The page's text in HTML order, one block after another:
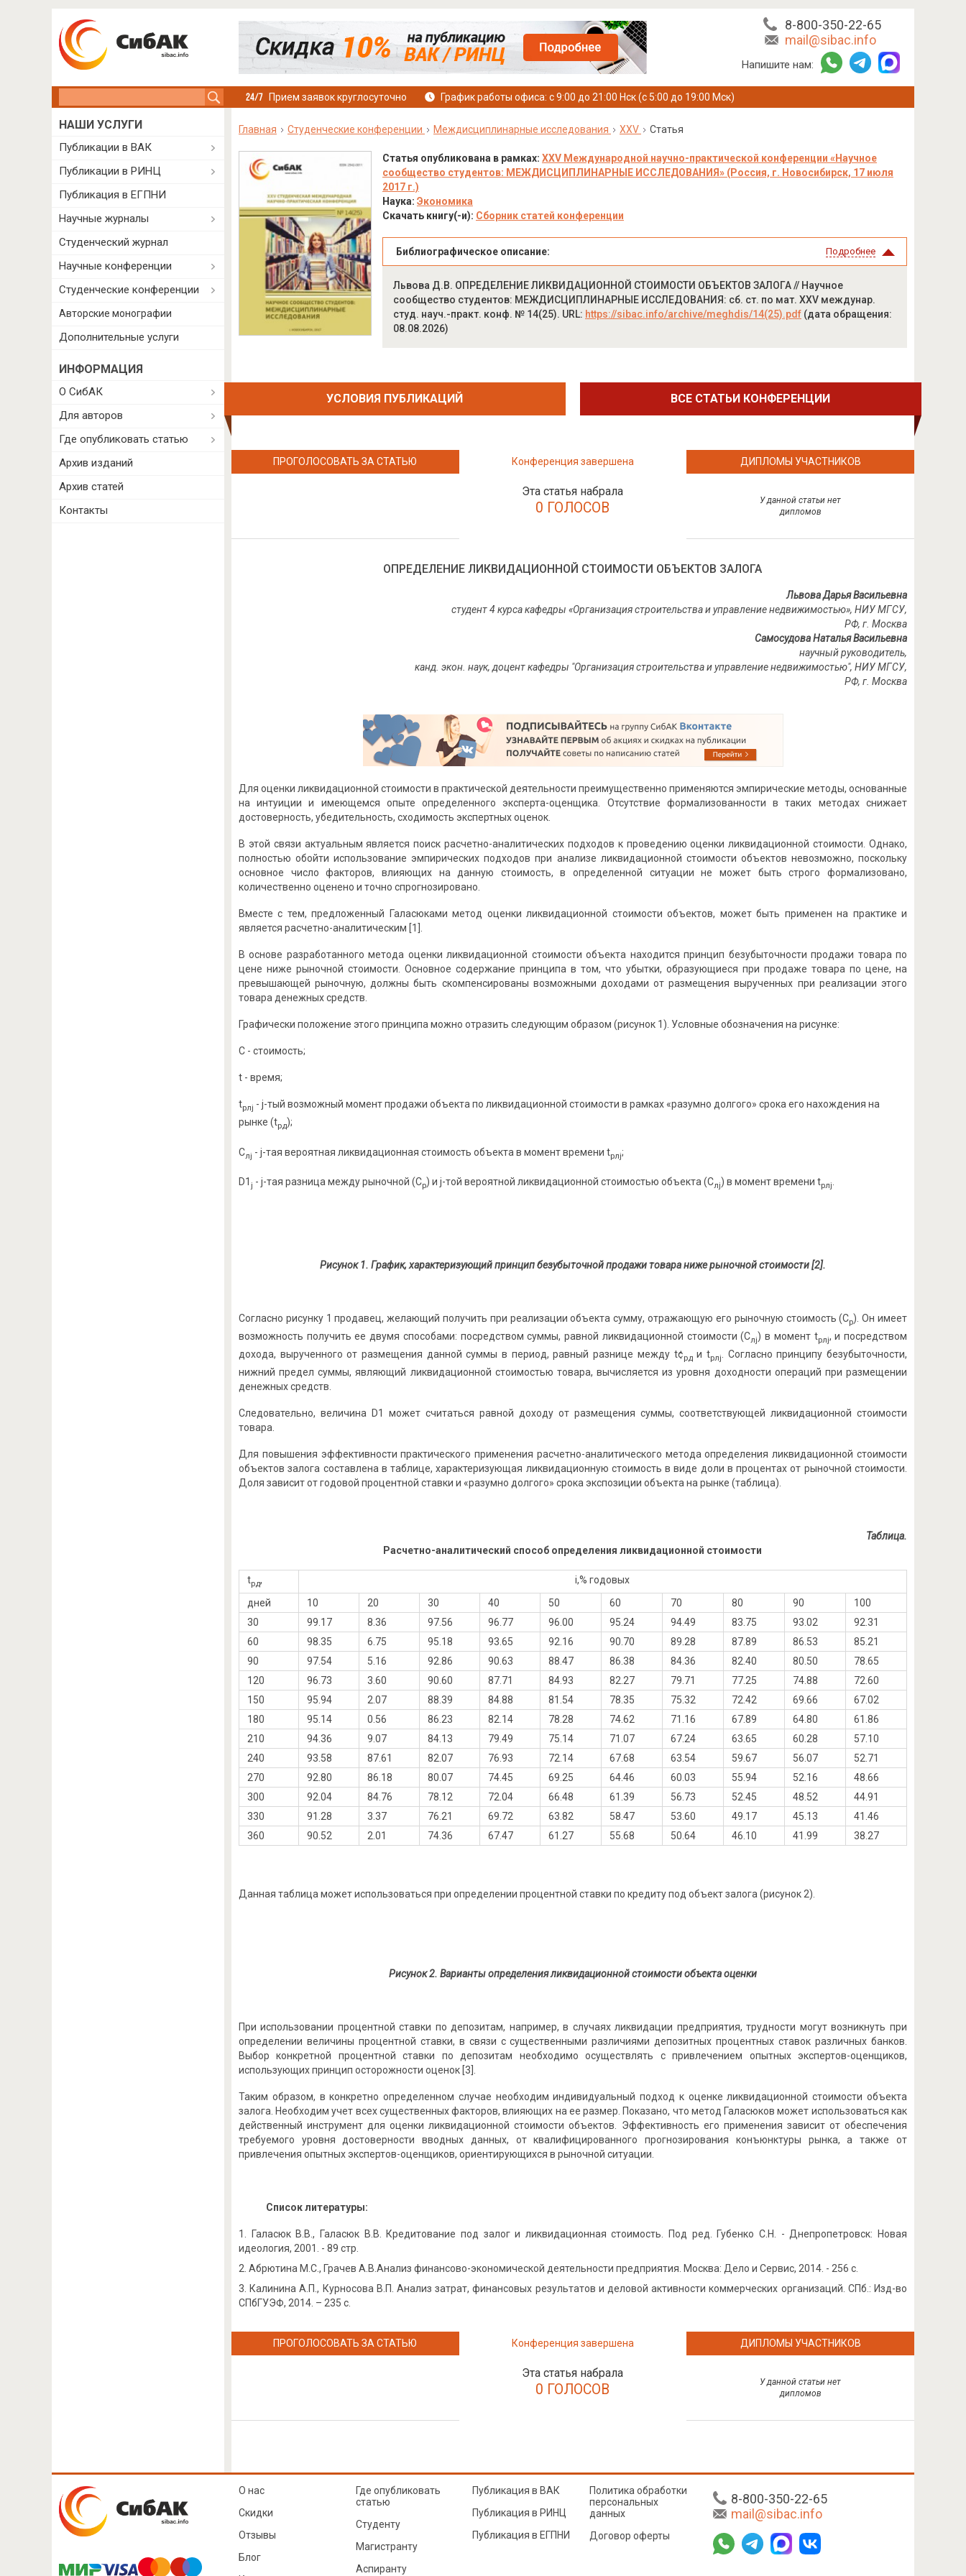
8-800-350-22-65
mail@sibac.info
Напишите нам:
Прием заявок круглосуточно График работы офиса: с 9:00 до 21:00 Нск (с 5:00 до 19:00 Мск)
Главная Студенческие конференции Междисциплинарные исследования XXV Статья
Статья опубликована в рамках: XXV Международной научно-практической конференции «Научное
сообщество студентов: МЕЖДИСЦИПЛИНАРНЫЕ ИССЛЕДОВАНИЯ» (Россия, г. Новосибирск, 17 июля
2017 г.)
Наука: Экономика
Скачать книгу(-и): Сборник статей конференции
Библиографическое описание: Подробнее
Львова Д.В. ОПРЕДЕЛЕНИЕ ЛИКВИДАЦИОННОЙ СТОИМОСТИ ОБЪЕКТОВ ЗАЛОГА // Научное
сообщество студентов: МЕЖДИСЦИПЛИНАРНЫЕ ИССЛЕДОВАНИЯ: сб. ст. по мат. XXV междунар.
студ. науч.-практ. конф. № 14(25). URL: https://sibac.info/archive/meghdis/14(25).pdf(дата обращения:
08.08.2026)
УСЛОВИЯ ПУБЛИКАЦИЙ ВСЕ СТАТЬИ КОНФЕРЕНЦИИ
ПРОГОЛОСОВАТЬ ЗА СТАТЬЮ Конференция завершена
Эта статья набрала
0 ГОЛОСОВ
ДИПЛОМЫ УЧАСТНИКОВ
У данной статьи нет
дипломов
ОПРЕДЕЛЕНИЕ ЛИКВИДАЦИОННОЙ СТОИМОСТИ ОБЪЕКТОВ ЗАЛОГА
Львова Дарья Васильевна
студент 4 курса кафедры «Организация строительства и управление недвижимостью», НИУ МГСУ,
РФ, г. Москва
Самосудова Наталья Васильевна
научный руководитель,
канд. экон. наук, доцент кафедры "Организация строительства и управление недвижимостью", НИУ МГСУ,
РФ, г. Москва
Для оценки ликвидационной стоимости в практической деятельности преимущественно применяются эмпирические методы, основанные
на интуиции и имеющемся опыте определенного эксперта-оценщика. Отсутствие формализованности в таких методах снижает
достоверность, убедительность, сходимость экспертных оценок.
В этой связи актуальным является поиск расчетно-аналитических подходов к проведению оценки ликвидационной стоимости. Однако,
полностью обойти использование эмпирических подходов при анализе ликвидационной стоимости объектов невозможно, поскольку
основное число факторов, влияющих на данную стоимость, в определенной ситуации не может быть строго формализовано,
количественно оценено и точно спрогнозировано.
Вместе с тем, предложенный Галасюками метод оценки ликвидационной стоимости объектов, может быть применен на практике и
является расчетно-аналитическим [1].
В основе разработанного метода оценки ликвидационной стоимости объекта находится принцип безубыточности продажи товара по
цене ниже рыночной стоимости. Основное содержание принципа в том, что убытки, образующиеся при продаже товара по цене, на
превышающей рыночную, должны быть скомпенсированы возможными доходами от размещения вырученных при реализации этого
товара денежных средств.
Графически положение этого принципа можно отразить следующим образом (рисунок 1). Условные обозначения на рисунке:
С - стоимость;
t - время;
tрлj - j-тый возможный момент продажи объекта по ликвидационной стоимости в рамках «разумно долгого» срока его нахождения на
рынке (tрд);
Слj - j-тая вероятная ликвидационная стоимость объекта в момент времени tрлj;
D1 j - j-тая разница между рыночной (Ср) и j-той вероятной ликвидационной стоимостью объекта (Слj) в момент времени tрлj.
Рисунок 1. График, характеризующий принцип безубыточной продажи товара ниже рыночной стоимости [2].
Согласно рисунку 1 продавец, желающий получить при реализации объекта сумму, отражающую его рыночную стоимость (Ср). Он имеет
возможность получить ее двумя способами: посредством суммы, равной ликвидационной стоимости (Слj) в момент tрлj, и посредством
дохода, вырученного от размещения данной суммы в период, равный разнице между t¢рди tрлj
. Согласно принципу безубыточности,
нижний предел суммы, являющий ликвидационной стоимостью товара, вычисляется из уровня доходности операций при размещении
денежных средств.
Следовательно, величина D1 может считаться равной доходу от размещения суммы, соответствующей ликвидационной стоимости
товара.
Для повышения эффективности практического применения расчетно-аналитического метода определения ликвидационной стоимости
объектов залога составлена в таблице, характеризующая ликвидационную стоимость в виде доли в процентах от рыночной стоимости.
Доля зависит от годовой процентной ставки и «разумно долгого» срока экспозиции объекта на рынке (таблица).
Таблица.
Расчетно-аналитический способ определения ликвидационной стоимости
tрд,
i,% годовых
дней
10 20 30 40 50 60 70 80 90
100
30
99.17 8.36 97.56 96.77 96.00 95.24 94.49 83.75 93.02
92.31
60
98.35 6.75 95.18 93.65 92.16 90.70 89.28 87.89 86.53
85.21
90
97.54 5.16 92.86 90.63 88.47 86.38 84.36 82.40 80.50
78.65
120
96.73 3.60 90.60 87.71 84.93 82.27 79.71 77.25 74.88
72.60
150
95.94 2.07 88.39 84.88 81.54 78.35 75.32 72.42 69.66
67.02
180
95.14 0.56 86.23 82.14 78.28 74.62 71.16 67.89 64.80
61.86
210
94.36 9.07 84.13 79.49 75.14 71.07 67.24 63.65 60.28
57.10
240
93.58 87.61 82.07 76.93 72.14 67.68 63.54 59.67 56.07
52.71
270
92.80 86.18 80.07 74.45 69.25 64.46 60.03 55.94 52.16
48.66
300
92.04 84.76 78.12 72.04 66.48 61.39 56.73 52.45 48.52
44.91
330
91.28 3.37 76.21 69.72 63.82 58.47 53.60 49.17 45.13
41.46
360
90.52 2.01 74.36 67.47 61.27 55.68 50.64 46.10 41.99 38.27
Данная таблица может использоваться при определении процентной ставки по кредиту под объект залога (рисунок 2).
Рисунок 2. Варианты определения ликвидационной стоимости объекта оценки
При использовании процентной ставки по депозитам, например, в случаях ликвидации предприятия, трудности могут возникнуть при
определении величины процентной ставки, в связи с существенными различиями депозитных процентных ставок различных банков.
Выбор конкретной процентной ставки по депозитам необходимо осуществлять с привлечением опытных экспертов-оценщиков,
использующих принцип осторожности оценок [3].
Таким образом, в конкретно определенном случае необходим индивидуальный подход к оценке ликвидационной стоимости объекта
залога. Необходим учет всех существенных факторов, влияющих на ее размер. Показано, что метод Галасюков может использоваться как
действенный инструмент для оценки ликвидационной стоимости объектов. Эффективность его применения зависит от обеспечения
требуемого уровня достоверности вводных данных, от квалифицированного прогнозирования конъюнктуры рынка, а также от
привлечения опытных экспертов-оценщиков, ориентирующихся в рыночной ситуации.
Список литературы:
Галасюк В.В., Галасюк В.В. Кредитование под залог и ликвидационная стоимость. Под ред. Губенко С.Н. - Днепропетровск: Новая
идеология, 2001. - 89 стр.
Абрютина М.С., Грачев А.В.Анализ финансово-экономической деятельности предприятия. Москва: Дело и Сервис, 2014. - 256 с.
Калинина А.П., Курносова В.П. Анализ затрат, финансовых результатов и деловой активности коммерческих организаций. СПб.: Изд-во
СПбГУЭФ, 2014. – 235 с.
ПРОГОЛОСОВАТЬ ЗА СТАТЬЮ Конференция завершена
Эта статья набрала
0 ГОЛОСОВ
ДИПЛОМЫ УЧАСТНИКОВ
У данной статьи нет
дипломов
НАШИ УСЛУГИ
Публикации в ВАК
Публикации в РИНЦ
Публикация в ЕГПНИ
Научные журналы
Студенческий журнал
Научные конференции
Студенческие конференции
Авторские монографии
Дополнительные услуги
ИНФОРМАЦИЯ
О СибАК
Для авторов
Где опубликовать статью
Архив изданий
Архив статей
Контакты
8-800-350-22-65
mail@sibac.info
О нас
Скидки
Отзывы
Блог
Где опубликовать
статью
Студенту
Магистранту
Аспиранту
Публикация в ВАК
Публикация в РИНЦ
Публикация в ЕГПНИ
Политика обработки
персональных
данных
Договор оферты